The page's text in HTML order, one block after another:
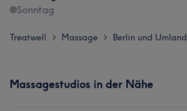
Sonntag
Treatwell > Massage > Berlin und Umland
Massagestudios in der Nähe